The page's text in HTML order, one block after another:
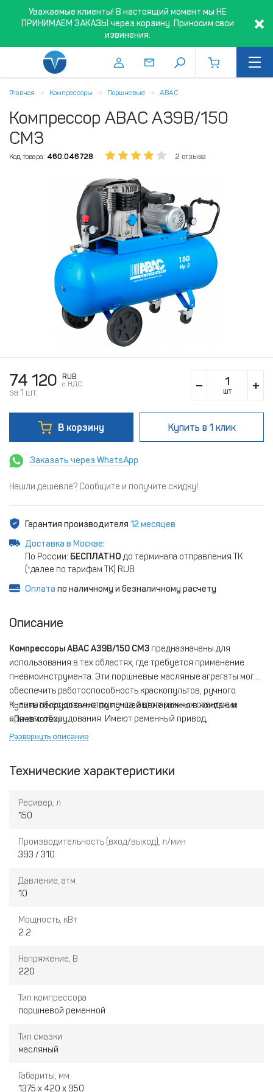
Уважаемые клиенты! В настоящий момент мы НЕ
ПРИНИМАЕМ ЗАКАЗЫ через корзину. Приносим свои
извинения.
Главная Компрессоры Поршневые ABAC
Компрессор ABAC A39B/150
CM3
Код товара: 460.046728 2 отзыва
74 120
RUB
c НДС
за 1 шт. шт
В корзину Купить в 1 клик
Заказать через WhatsApp
Нашли дешевле? Сообщите и получите скидку!
Гарантия производителя 12 месяцев
Доставка в Москве:
По России: БЕСПЛАТНО до терминала отправления ТК
(*далее по тарифам ТК) RUB
Оплата по наличному и безналичному расчету
Описание
Компрессоры ABAC A39B/150 CM3 предназначены для
использования в тех областях, где требуется применение
пневмоинструмента. Эти поршневые масляные агрегаты могут
обеспечить работоспособность краскопультов, ручного
пневматического инструмента, автогаражных стендов и
прочего оборудования. Имеют ременный привод,
характеризуются способностью к длительной работе
ручка позволяют легко перемещать их по рабочему
Купить оборудование по лучшей цене можно в компании
«Пневмотех».
Развернуть описание
Технические характеристики
Ресивер, л
150
Производительность (вход/выход), л/мин
393 / 310
Давление, атм
10
Мощность, кВт
2.2
Напряжение, В
220
Тип компрессора
поршневой ременной
Тип смазки
масляный
Габариты, мм
1375 x 420 x 950